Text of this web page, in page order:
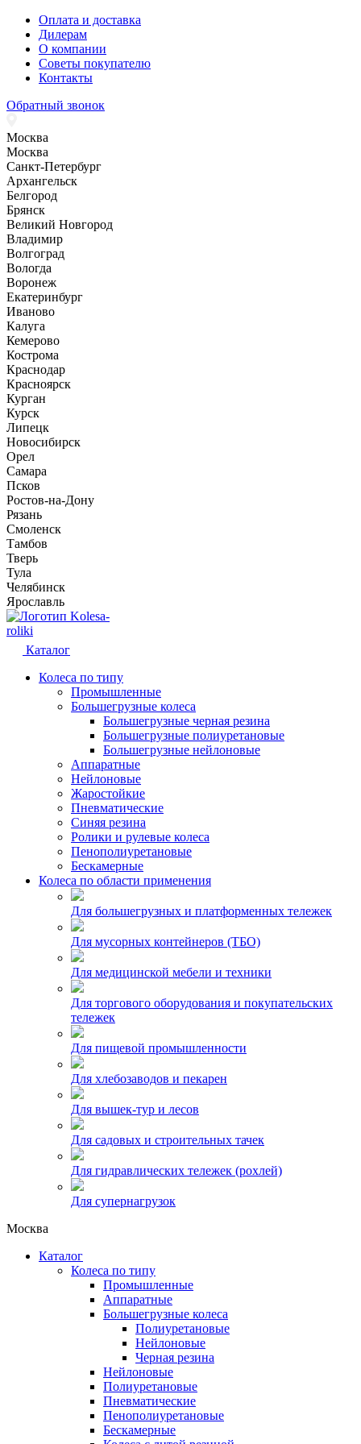
Оплата и доставка
Дилерам
О компании
Советы покупателю
Контакты
Обратный звонок
Москва
Москва
Санкт-Петербург
Архангельск
Белгород
Брянск
Великий Новгород
Владимир
Волгоград
Вологда
Воронеж
Екатеринбург
Иваново
Калуга
Кемерово
Кострома
Краснодар
Красноярск
Курган
Курск
Липецк
Новосибирск
Орел
Самара
Псков
Ростов-на-Дону
Рязань
Смоленск
Тамбов
Тверь
Тула
Челябинск
Ярославль
Kolesa-
roliki
Каталог
Колеса по типу
Промышленные
Большегрузные колеса
Большегрузные черная резина
Большегрузные полиуретановые
Большегрузные нейлоновые
Аппаратные
Нейлоновые
Жаростойкие
Пневматические
Синяя резина
Ролики и рулевые колеса
Пенополиуретановые
Бескамерные
Колеса по области применения
Для большегрузных и платформенных тележек
Для мусорных контейнеров (ТБО)
Для медицинской мебели и техники
Для торгового оборудования и покупательских
тележек
Для пищевой промышленности
Для хлебозаводов и пекарен
Для вышек-тур и лесов
Для садовых и строительных тачек
Для гидравлических тележек (рохлей)
Для супернагрузок
Москва
Каталог
Колеса по типу
Промышленные
Аппаратные
Большегрузные колеса
Полиуретановые
Нейлоновые
Черная резина
Нейлоновые
Полиуретановые
Пневматические
Пенополиуретановые
Бескамерные